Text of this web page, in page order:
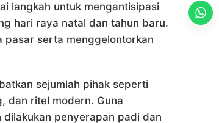
langkah untuk mengantisipasi
hari raya natal dan tahun baru.
pasar serta menggelontorkan
sejumlah pihak seperti
dan ritel modern. Guna
penyerapan padi dan